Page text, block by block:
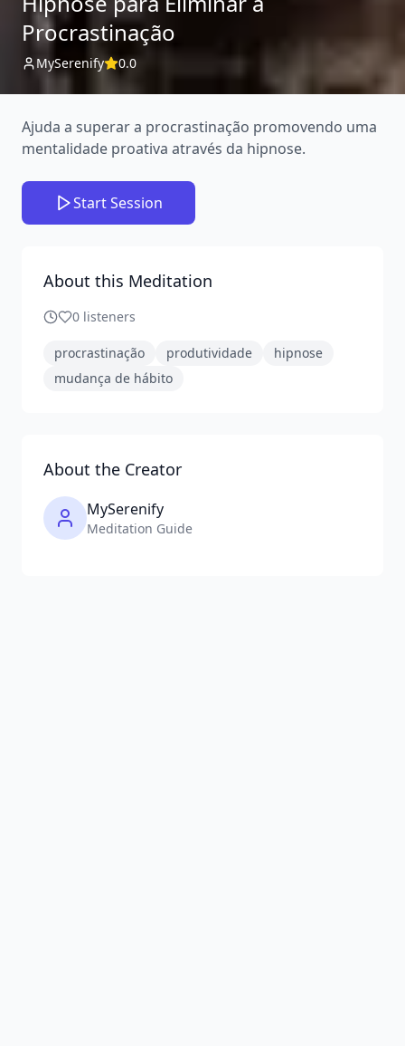
Procrastinação
MySerenify 0.0
Ajuda a superar a procrastinação promovendo uma
mentalidade proativa através da hipnose.
Start Session
About this Meditation
0 listeners
procrastinação produtividade
hipnose
mudança de hábito
About the Creator
MySerenify
Meditation Guide